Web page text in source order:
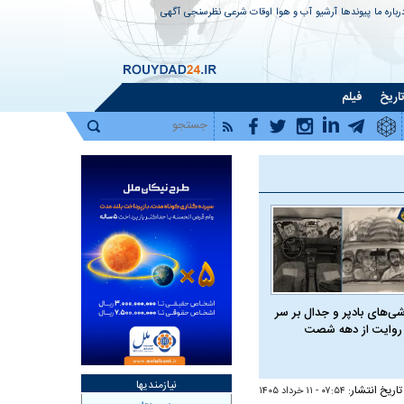
ما پیوندها آرشیو آب و هوا اوقات شرعی نظرسنجی آگهی
تاریخ فیلم
بادپر و جدال بر سر
از دهه شصت
تاریخ انتشار: ۰۷:۵۴ - ۱۱ خرداد ۱۴۰۵ نیازمندیها